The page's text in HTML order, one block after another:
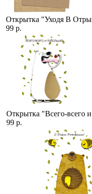
Открытка "Уходя В
99 р.
Открытка "Всего-всего
99 р.